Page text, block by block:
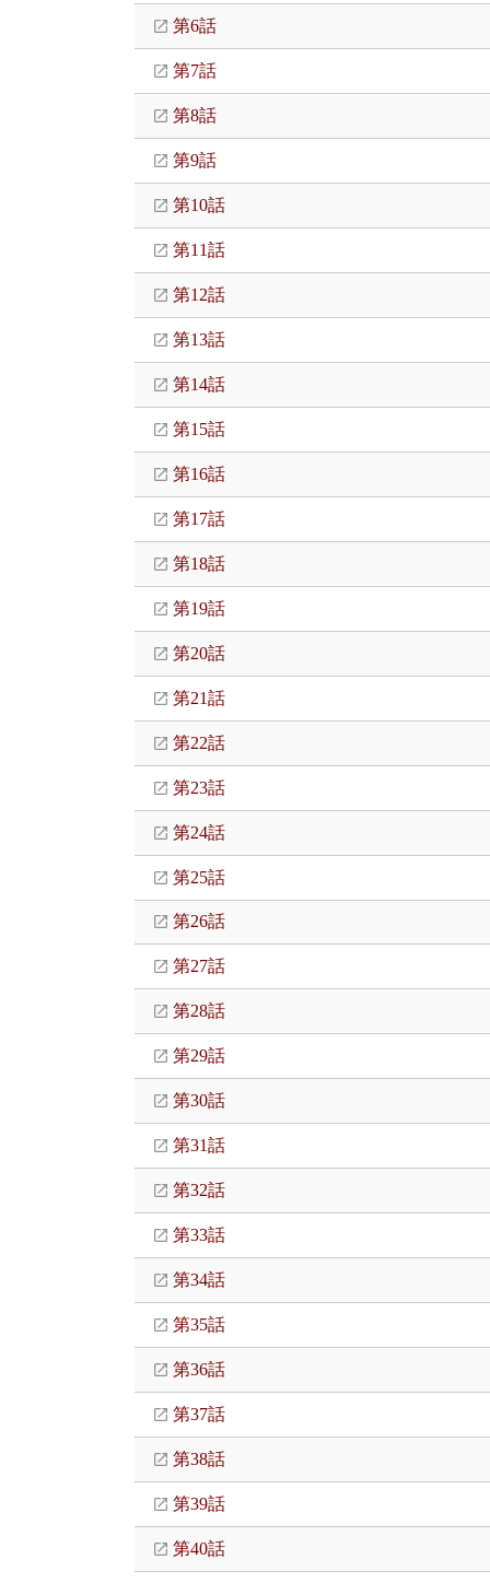
第6話
第7話
第8話
第9話
第10話
第11話
第12話
第13話
第14話
第15話
第16話
第17話
第18話
第19話
第20話
第21話
第22話
第23話
第24話
第25話
第26話
第27話
第28話
第29話
第30話
第31話
第32話
第33話
第34話
第35話
第36話
第37話
第38話
第39話
第40話